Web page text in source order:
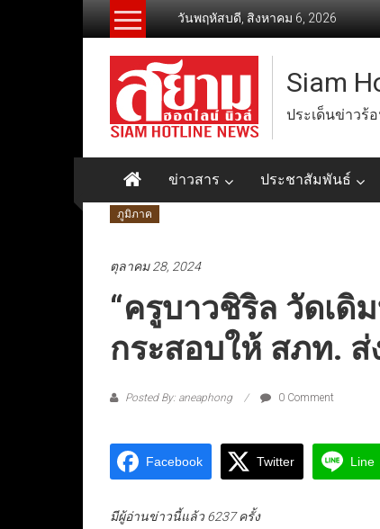
วันพฤหัสบดี, สิงหาคม 6, 2026
Siam
ประเด็นข่าวร้
ข่าวสาร ประชาสัมพันธ์
ภูมิภาค
ตุลาคม 28, 2024
“ครูบาวชิริล วัดเดิ
กระสอบให้ สภท.
Posted By: aneaphong 0 Comment
Facebook Twitter Line
มีผู้อ่านข่าวนี้แล้ว 6237 ครั้ง